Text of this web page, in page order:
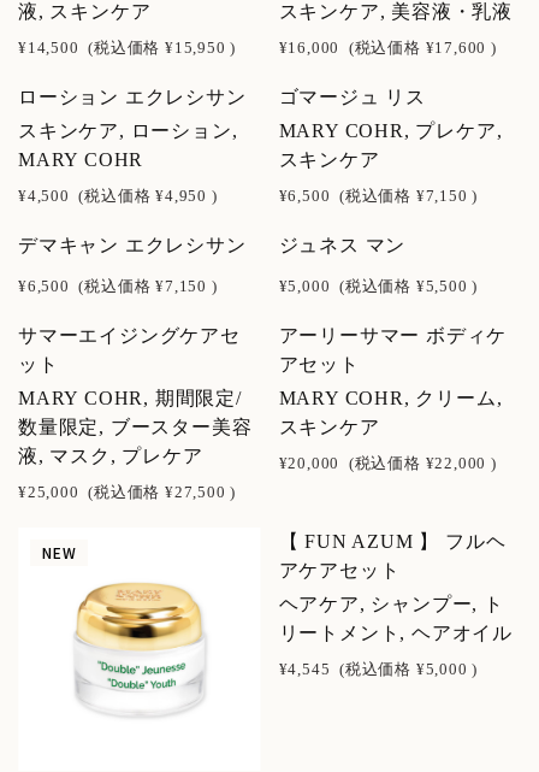
液, スキンケア
¥14,500 (税込価格 ¥15,950 )
スキンケア, 美容液・乳液
¥16,000 (税込価格 ¥17,600 )
ローション エクレシサン
スキンケア, ローション,
MARY COHR
¥4,500 (税込価格 ¥4,950 )
ゴマージュ リス
MARY COHR, プレケア,
スキンケア
¥6,500 (税込価格 ¥7,150 )
デマキャン エクレシサン
¥6,500 (税込価格 ¥7,150 )
ジュネス マン
¥5,000 (税込価格 ¥5,500 )
サマーエイジングケアセ
ット
MARY COHR, 期間限定/
数量限定, ブースター美容
液, マスク, プレケア
¥25,000 (税込価格 ¥27,500 )
アーリーサマー ボディケ
アセット
MARY COHR, クリーム,
スキンケア
¥20,000 (税込価格 ¥22,000 )
NEW NEW
【 FUN AZUM 】 フルヘ
アケアセット
ヘアケア, シャンプー, ト
リートメント, ヘアオイル
¥4,545 (税込価格 ¥5,000 )